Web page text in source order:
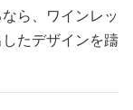
ら、ワインレッ
たデザインを躊